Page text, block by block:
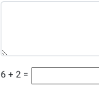
6 + 2 =